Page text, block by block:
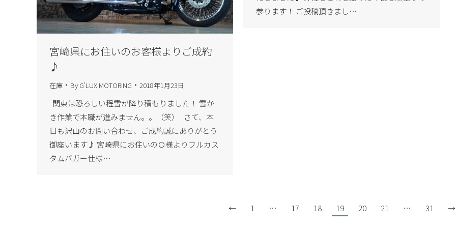
参ります！ ご投稿頂きまし…
宮崎県にお住いのお客様よりご成約
♪
在庫 By G'LUX MOTORING 2018年1月23日
関東は恐ろしい程雪が降り積もりました！ 雪か
き作業で本職が進みません。。（笑） さて、本
日も沢山のお問い合わせ、ご成約誠にありがとう
御座います♪ 宮崎県にお住いのＯ様よりフルカス
タムバガー仕様…
← 1 … 17 18 19 20 21 … 31 →